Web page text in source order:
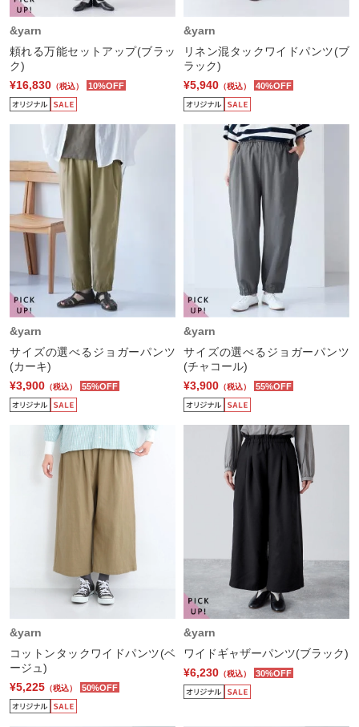
&yarn
頼れる万能セットアップ(ブラッ
ク)
¥16,830 （税込） 10%OFF
&yarn
リネン混タックワイドパンツ(ブ
ラック)
¥5,940 （税込） 40%OFF
&yarn
サイズの選べるジョガーパンツ
(カーキ)
¥3,900 （税込） 55%OFF
&yarn
サイズの選べるジョガーパンツ
(チャコール)
¥3,900 （税込） 55%OFF
&yarn
コットンタックワイドパンツ(ベ
ージュ)
¥5,225 （税込） 50%OFF
&yarn
ワイドギャザーパンツ(ブラック)
¥6,230 （税込） 30%OFF